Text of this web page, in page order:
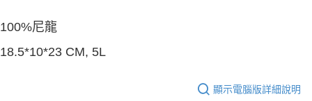
100%尼龍
18.5*10*23 CM, 5L
顯示電腦版詳細說明